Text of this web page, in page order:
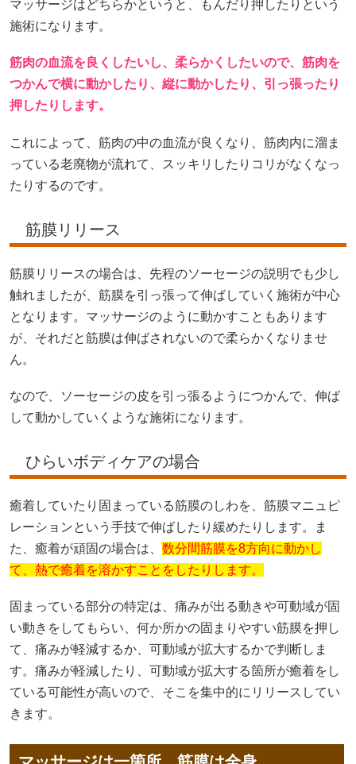
マッサージはどちらかというと、もんだり押したりという
施術になります。
筋肉の血流を良くしたいし、柔らかくしたいので、筋肉を
つかんで横に動かしたり、縦に動かしたり、引っ張ったり
押したりします。
これによって、筋肉の中の血流が良くなり、筋肉内に溜ま
っている老廃物が流れて、スッキリしたりコリがなくなっ
たりするのです。
筋膜リリース
筋膜リリースの場合は、先程のソーセージの説明でも少し
触れましたが、筋膜を引っ張って伸ばしていく施術が中心
となります。マッサージのように動かすこともあります
が、それだと筋膜は伸ばされないので柔らかくなりませ
ん。
なので、ソーセージの皮を引っ張るようにつかんで、伸ば
して動かしていくような施術になります。
ひらいボディケアの場合
癒着していたり固まっている筋膜のしわを、筋膜マニュピ
レーションという手技で伸ばしたり緩めたりします。ま
た、癒着が頑固の場合は、 数分間筋膜を8方向に動かし
て、熱で癒着を溶かすことをしたりします。
固まっている部分の特定は、痛みが出る動きや可動域が固
い動きをしてもらい、何か所かの固まりやすい筋膜を押し
て、痛みが軽減するか、可動域が拡大するかで判断しま
す。痛みが軽減したり、可動域が拡大する箇所が癒着をし
ている可能性が高いので、そこを集中的にリリースしてい
きます。